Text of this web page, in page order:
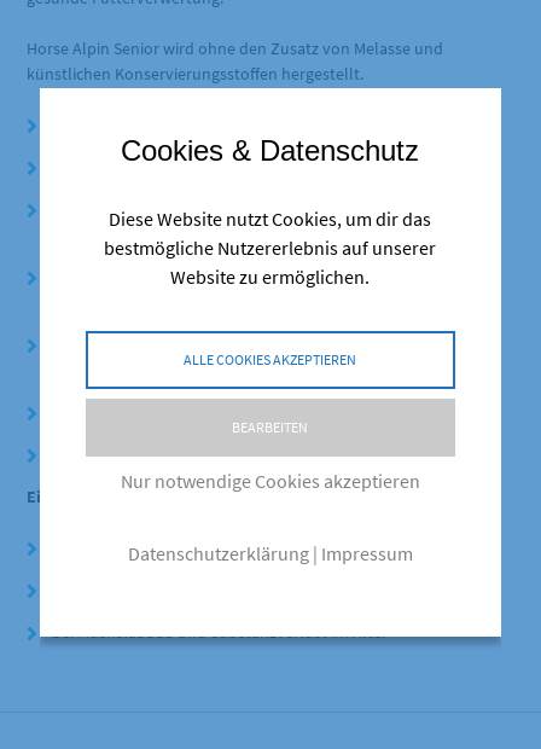
Horse Alpin Senior wird ohne den Zusatz von Melasse und
künstlichen Konservierungsstoffen hergestellt.
Raufutter und Kraftfutter kombiniert in einem Produkt
Leinsamen und Leinöl liefern essentielle Fettsäuren und
Karottenflocken erhöhen die Schmackhaftigkeit und liefern ß-
hochverdauliche Stärke
Ohne Luzerne
Einsatzbereich
als Ergänzung zum Grundfutter
bei Muskelabbau und Substanzverlust im Alter
Cookies & Datenschutz
Diese Website nutzt Cookies, um dir das
bestmögliche Nutzererlebnis auf unserer
Website zu ermöglichen.
ALLE COOKIES AKZEPTIEREN
BEARBEITEN
Nur notwendige Cookies akzeptieren
Datenschutzerklärung | Impressum